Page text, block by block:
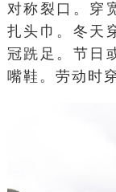
对称裂口。穿
扎头巾。冬天
冠跣足。节日
嘴鞋。劳动时